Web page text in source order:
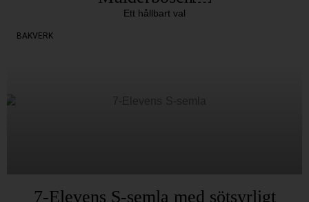
Ett hållbart val
BAKVERK
7-Elevens S-semla med sötsyrligt